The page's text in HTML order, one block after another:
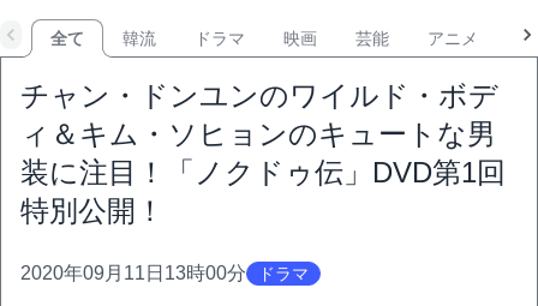
全て 韓流 ドラマ 映画 芸能 アニメ
チャン・ドンユンのワイルド・ボデ
ィ＆キム・ソヒョンのキュートな男
装に注目！「ノクドゥ伝」DVD第1回
特別公開！
2020年09月11日13時00分 ドラマ